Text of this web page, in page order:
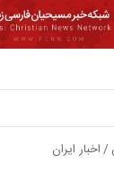
/اخبار ایران